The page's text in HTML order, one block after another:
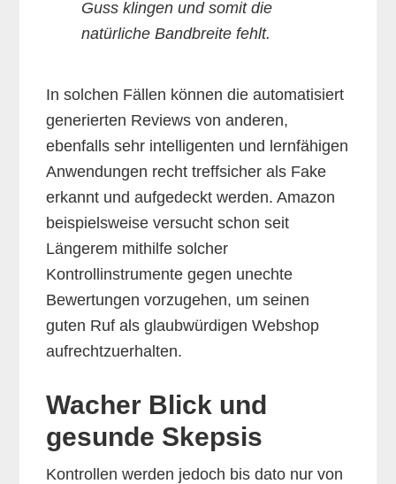
Guss klingen und somit die
natürliche Bandbreite fehlt.
In solchen Fällen können die automatisiert
generierten Reviews von anderen,
ebenfalls sehr intelligenten und lernfähigen
Anwendungen recht treffsicher als Fake
erkannt und aufgedeckt werden. Amazon
beispielsweise versucht schon seit
Längerem mithilfe solcher
Kontrollinstrumente gegen unechte
Bewertungen vorzugehen, um seinen
guten Ruf als glaubwürdigen Webshop
aufrechtzuerhalten.
Wacher Blick und
gesunde Skepsis
Kontrollen werden jedoch bis dato nur von